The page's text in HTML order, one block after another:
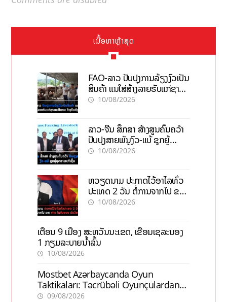
ເນື້ອຫາຫຼ້າສຸດ
FAO-ລາວ ປັບປຸງການລ້ຽງງົວເປັນ
ສິນຄ້າ ແນໃສ່ສ້າງລາຍຮັບແກ່ຊາວ
ກະສິກອນຢ່າງຍືນຍົງ
10/08/2026
ລາວ-ຈີນ ສຶກສາ ສ້າງສູນຄົ້ນຄວ້າ
ປັບປຸງສາຍພັນງົວ-ແບ້ ຊຸກຍູ້
ອຸດສາຫະກຳຊີ້ນ
10/08/2026
ຫວຽດນາມ ປະກາດໄວ້ອາໄລທົ່ວ
ປະເທດ 2 ວັນ ຕໍ່ການຈາກໄປ ຂອງ
ທ່ານ ໄຊສົມພອນ ພົມວິຫານ
10/08/2026
ເຕືອນ 9 ເມືອງ ສະຫວັນນະເຂດ, ເຂື່ອນເຊລະນອງ
1 ກຽມລະບາຍນ້ຳລົ້ນ
10/08/2026
Mostbet Azərbaycanda Oyun
Taktikaları: Təcrübəli Oyunçulardan
İpuçları
09/08/2026